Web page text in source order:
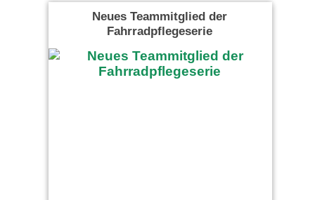
Neues Teammitglied der
Fahrradpflegeserie